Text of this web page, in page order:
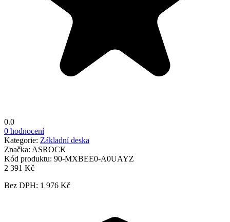
0.0
0 hodnocení
Kategorie: Základní deska
Značka: ASROCK
Kód produktu: 90-MXBEE0-A0UAYZ
2 391 Kč
Bez DPH: 1 976 Kč